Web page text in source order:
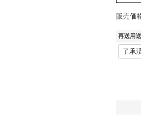
販売価
再送用